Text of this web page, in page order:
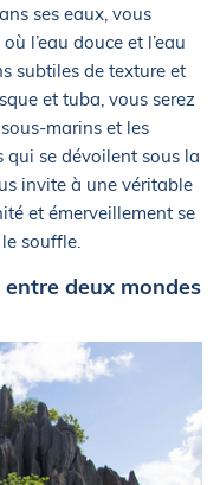
ses eaux, vous
l’eau douce et l’eau
subtiles de texture et
et tuba, vous serez
marins et les
qui se dévoilent sous la
invite à une véritable
et émerveillement se
souffle.
deux mondes